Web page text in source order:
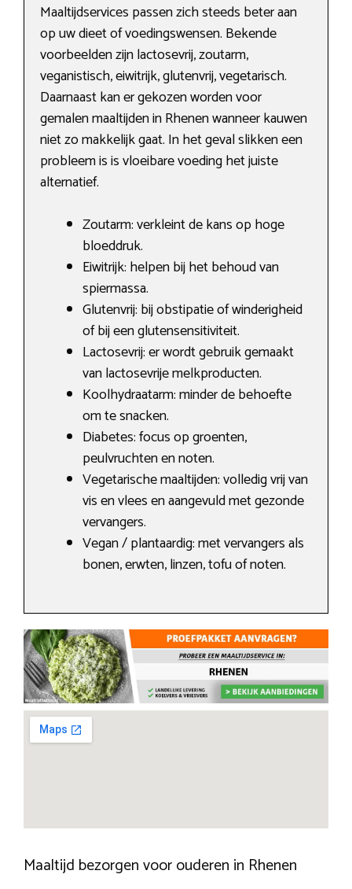
Maaltijdservices passen zich steeds beter aan
op uw dieet of voedingswensen. Bekende
voorbeelden zijn lactosevrij, zoutarm,
veganistisch, eiwitrijk, glutenvrij, vegetarisch.
Daarnaast kan er gekozen worden voor
gemalen maaltijden in Rhenen wanneer kauwen
niet zo makkelijk gaat. In het geval slikken een
probleem is is vloeibare voeding het juiste
alternatief.
Zoutarm: verkleint de kans op hoge
bloeddruk.
Eiwitrijk: helpen bij het behoud van
spiermassa.
Glutenvrij: bij obstipatie of winderigheid
of bij een glutensensitiviteit.
Lactosevrij: er wordt gebruik gemaakt
van lactosevrije melkproducten.
Koolhydraatarm: minder de behoefte
om te snacken.
Diabetes: focus op groenten,
peulvruchten en noten.
Vegetarische maaltijden: volledig vrij van
vis en vlees en aangevuld met gezonde
vervangers.
Vegan / plantaardig: met vervangers als
bonen, erwten, linzen, tofu of noten.
Maaltijd bezorgen voor ouderen in Rhenen